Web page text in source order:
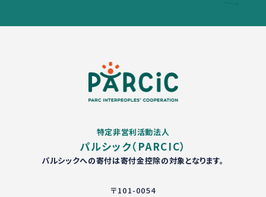
特定非営利活動法人
パルシック（PARCIC）
パルシックへの寄付は寄付金控除の対象となります。
〒101-0054